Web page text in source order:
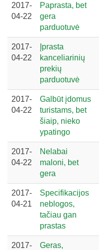
2017-
04-22
Paprasta, bet
gera
parduotuvė
2017-
04-22
Įprasta
kanceliarinių
prekių
parduotuvė
2017-
04-22
Galbūt įdomus
turistams, bet
šiaip, nieko
ypatingo
2017-
04-22
Nelabai
maloni, bet
gera
2017-
04-21
Specifikacijos
neblogos,
tačiau gan
prastas
2017-
Geras,